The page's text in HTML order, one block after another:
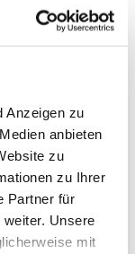
Anzeigen zu
anbieten
zu
zu Ihrer
Partner für
Unsere
mit